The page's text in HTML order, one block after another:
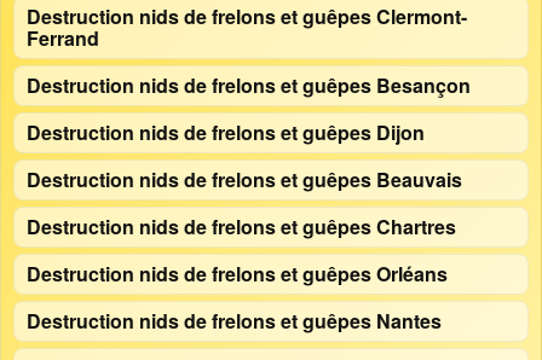
Destruction nids de frelons et guêpes Clermont-
Ferrand
Destruction nids de frelons et guêpes Besançon
Destruction nids de frelons et guêpes Dijon
Destruction nids de frelons et guêpes Beauvais
Destruction nids de frelons et guêpes Chartres
Destruction nids de frelons et guêpes Orléans
Destruction nids de frelons et guêpes Nantes